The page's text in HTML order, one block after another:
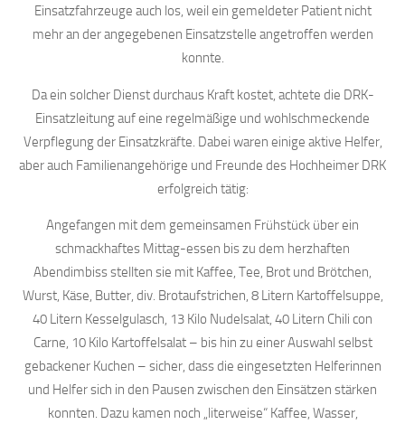
Einsatzfahrzeuge auch los, weil ein gemeldeter Patient nicht
mehr an der angegebenen Einsatzstelle angetroffen werden
konnte.
Da ein solcher Dienst durchaus Kraft kostet, achtete die DRK-
Einsatzleitung auf eine regelmäßige und wohlschmeckende
Verpflegung der Einsatzkräfte. Dabei waren einige aktive Helfer,
aber auch Familienangehörige und Freunde des Hochheimer DRK
erfolgreich tätig:
Angefangen mit dem gemeinsamen Frühstück über ein
schmackhaftes Mittag-essen bis zu dem herzhaften
Abendimbiss stellten sie mit Kaffee, Tee, Brot und Brötchen,
Wurst, Käse, Butter, div. Brotaufstrichen, 8 Litern Kartoffelsuppe,
40 Litern Kesselgulasch, 13 Kilo Nudelsalat, 40 Litern Chili con
Carne, 10 Kilo Kartoffelsalat – bis hin zu einer Auswahl selbst
gebackener Kuchen – sicher, dass die eingesetzten Helferinnen
und Helfer sich in den Pausen zwischen den Einsätzen stärken
konnten. Dazu kamen noch „literweise“ Kaffee, Wasser,